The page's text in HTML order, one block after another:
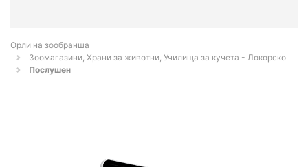
Орли на зообранша
Зоомагазини, Храни за животни, Училища за кучета - Локорско
Послушен